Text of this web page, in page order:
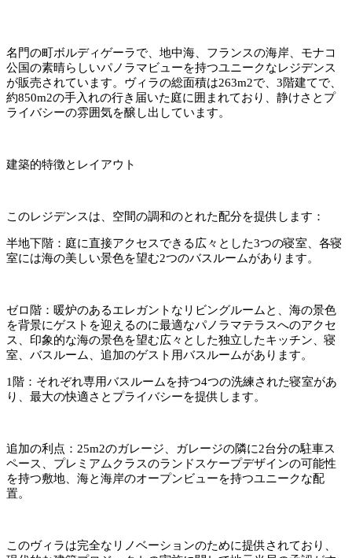
名門の町ボルディゲーラで、地中海、フランスの海岸、モナコ
公国の素晴らしいパノラマビューを持つユニークなレジデンス
が販売されています。ヴィラの総面積は263m2で、3階建てで、
約850m2の手入れの行き届いた庭に囲まれており、静けさとプ
ライバシーの雰囲気を醸し出しています。
建築的特徴とレイアウト
このレジデンスは、空間の調和のとれた配分を提供します：
半地下階：庭に直接アクセスできる広々とした3つの寝室、各寝
室には海の美しい景色を望む2つのバスルームがあります。
ゼロ階：暖炉のあるエレガントなリビングルームと、海の景色
を背景にゲストを迎えるのに最適なパノラマテラスへのアクセ
ス、印象的な海の景色を望む広々とした独立したキッチン、寝
室、バスルーム、追加のゲスト用バスルームがあります。
1階：それぞれ専用バスルームを持つ4つの洗練された寝室があ
り、最大の快適さとプライバシーを提供します。
追加の利点：25m2のガレージ、ガレージの隣に2台分の駐車ス
ペース、プレミアムクラスのランドスケープデザインの可能性
を持つ敷地、海と海岸のオープンビューを持つユニークな配
置。
このヴィラは完全なリノベーションのために提供されており、